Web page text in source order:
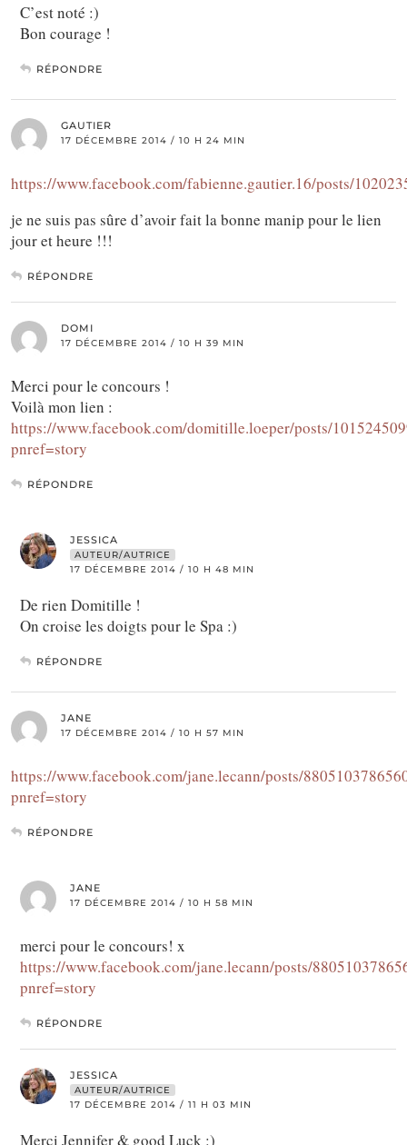
C’est noté :)
Bon courage !
RÉPONDRE
GAUTIER
17 DÉCEMBRE 2014 / 10 H 24 MIN
https://www.facebook.com/fabienne.gautier.16/posts/
je ne suis pas sûre d’avoir fait la bonne manip pour le lien
jour et heure !!!
RÉPONDRE
DOMI
17 DÉCEMBRE 2014 / 10 H 39 MIN
Merci pour le concours !
Voilà mon lien :
https://www.facebook.com/domitille.loeper/posts/
pnref=story
RÉPONDRE
JESSICA
AUTEUR/AUTRICE
17 DÉCEMBRE 2014 / 10 H 48 MIN
De rien Domitille !
On croise les doigts pour le Spa :)
RÉPONDRE
JANE
17 DÉCEMBRE 2014 / 10 H 57 MIN
https://www.facebook.com/jane.lecann/posts/
pnref=story
RÉPONDRE
JANE
17 DÉCEMBRE 2014 / 10 H 58 MIN
merci pour le concours! x
https://www.facebook.com/jane.lecann/posts/
pnref=story
RÉPONDRE
JESSICA
AUTEUR/AUTRICE
17 DÉCEMBRE 2014 / 11 H 03 MIN
Merci Jennifer & good Luck :)